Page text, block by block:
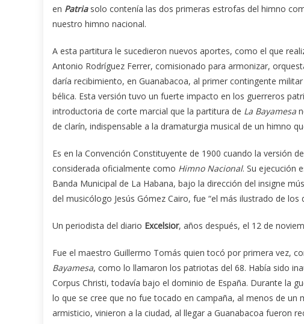
en Patria solo contenía las dos primeras estrofas del himno
nuestro himno nacional.
A esta partitura le sucedieron nuevos aportes, como el que
Antonio Rodríguez Ferrer, comisionado para armonizar,
daría recibimiento, en Guanabacoa, al primer contingente
bélica. Esta versión tuvo un fuerte impacto en los guerreros
introductoria de corte marcial que la partitura de La Bayamesa
de clarín, indispensable a la dramaturgia musical de un himno
Es en la Convención Constituyente de 1900 cuando la versión de
considerada oficialmente como Himno Nacional. Su ejecución
Banda Municipal de La Habana, bajo la dirección del insigne
del musicólogo Jesús Gómez Cairo, fue “el más ilustrado de los
Un periodista del diario Excelsior, años después, el 12 de
Fue el maestro Guillermo Tomás quien tocó por primera vez,
Bayamesa, como lo llamaron los patriotas del 68. Había sido
Corpus Christi, todavía bajo el dominio de España. Durante la
lo que se cree que no fue tocado en campaña, al menos de
armisticio, vinieron a la ciudad, al llegar a Guanabacoa fueron